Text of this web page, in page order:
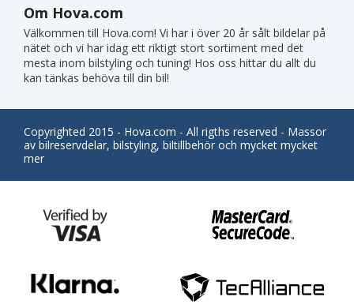
Om Hova.com
Välkommen till Hova.com! Vi har i över 20 år sålt bildelar på
nätet och vi har idag ett riktigt stort sortiment med det
mesta inom bilstyling och tuning! Hos oss hittar du allt du
kan tänkas behöva till din bil!
Copyrighted 2015 - Hova.com - All rigths reserved - Massor
av bilreservdelar, bilstyling, biltillbehör och mycket mycket
mer